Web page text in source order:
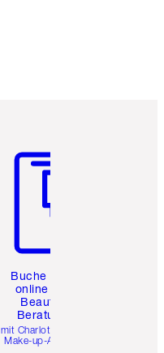
Buche eine
online 1:1
Beauty-
Beratung
mit Charlottes Pro
Make-up-Artists.